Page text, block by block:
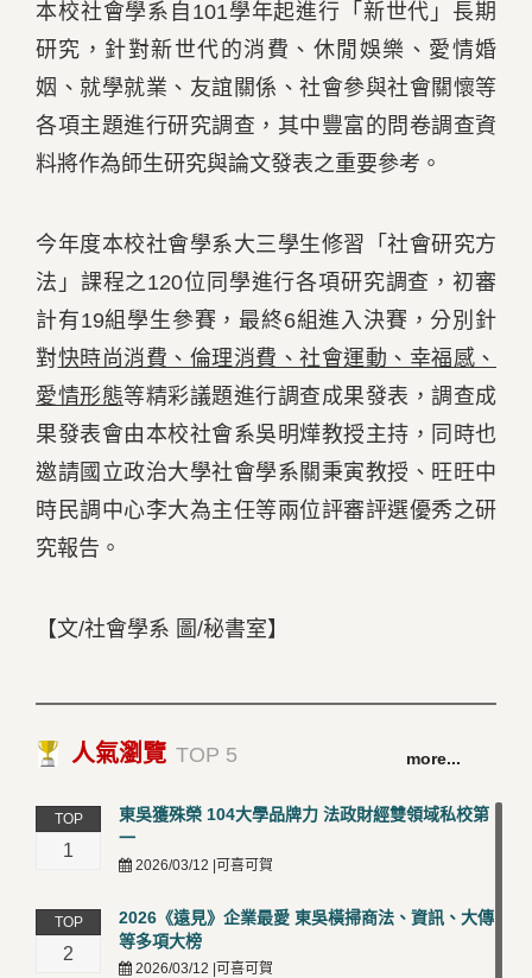
本校社會學系自101學年起進行「新世代」長期
研究，針對新世代的消費、休閒娛樂、愛情婚
姻、就學就業、友誼關係、社會參與社會關懷等
各項主題進行研究調查，其中豐富的問卷調查資
料將作為師生研究與論文發表之重要參考。
今年度本校社會學系大三學生修習「社會研究方
法」課程之120位同學進行各項研究調查，初審
計有19組學生參賽，最終6組進入決賽，分別針
對快時尚消費、倫理消費、社會運動、幸福感、
愛情形態等精彩議題進行調查成果發表，調查成
果發表會由本校社會系吳明燁教授主持，同時也
邀請國立政治大學社會學系關秉寅教授、旺旺中
時民調中心李大為主任等兩位評審評選優秀之研
究報告。
【文/社會學系 圖/秘書室】
人氣瀏覽 TOP 5 more...
TOP
1
東吳獲殊榮 104大學品牌力 法政財經雙領域私校第
一
2026/03/12 |可喜可賀
TOP
2
2026《遠見》企業最愛 東吳橫掃商法、資訊、大傳
等多項大榜
2026/03/12 |可喜可賀